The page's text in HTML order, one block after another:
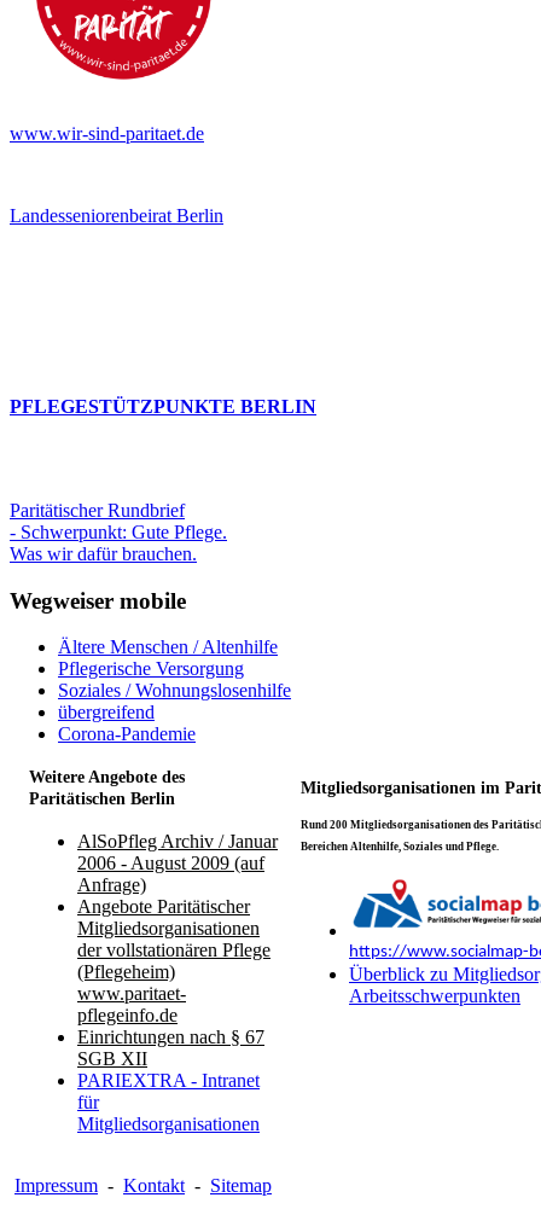
www.wir-sind-paritaet.de
Landesseniorenbeirat Berlin
PFLEGESTÜTZPUNKTE BERLIN
Paritätischer Rundbrief
- Schwerpunkt: Gute Pflege.
Was wir dafür brauchen.
Wegweiser mobile
Ältere Menschen / Altenhilfe
Pflegerische Versorgung
Soziales / Wohnungslosenhilfe
übergreifend
Corona-Pandemie
Weitere Angebote des
Paritätischen Berlin
Mitgliedsorganisationen im
AlSoPfleg Archiv / Januar
2006 - August 2009 (auf
Anfrage)
Angebote Paritätischer
Mitgliedsorganisationen
der vollstationären Pflege
(Pflegeheim)
www.paritaet-
pflegeinfo.de
Einrichtungen nach § 67
SGB XII
PARIEXTRA - Intranet
für
Mitgliedsorganisationen
Rund 200 Mitgliedsorganisationen des
Bereichen Altenhilfe, Soziales und Pflege.
https://www.socialmap-
Überblick zu
Arbeitsschwerpunkten
Impressum - Kontakt - Sitemap